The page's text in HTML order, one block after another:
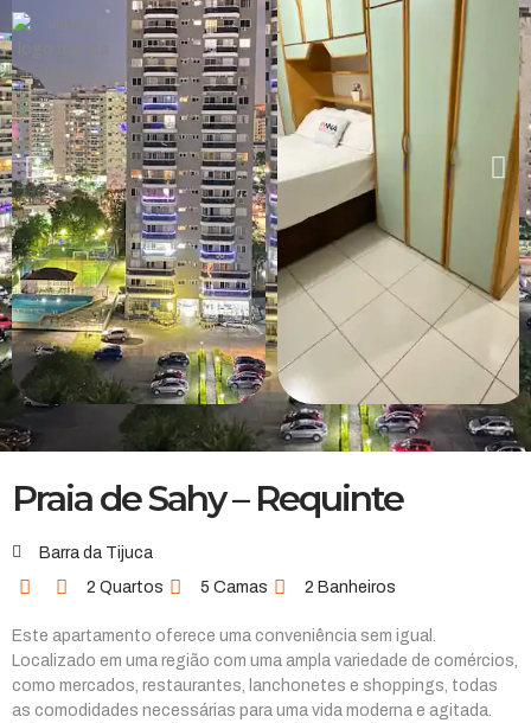
Praia de Sahy – Requinte
Barra da Tijuca
2 Quartos
5 Camas 2 Banheiros
Este apartamento oferece uma conveniência sem igual.
Localizado em uma região com uma ampla variedade de comércios,
como mercados, restaurantes, lanchonetes e shoppings, todas
as comodidades necessárias para uma vida moderna e agitada.